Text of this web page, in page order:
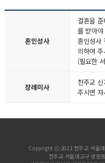
혼인성사
결혼을
를 받아
혼인성사
의하여
(필요한
장례미사
천주교
주시면
Copyright ⓒ 2021 천주교 서울
천주교 서울대교구 쌍문